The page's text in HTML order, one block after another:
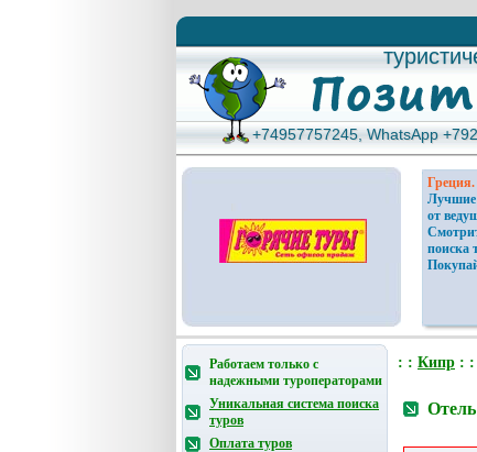
+74957757245, WhatsApp
+74957757245, WhatsApp
Греция.
от
поиска
Работаем только с
надежными туроператорами
Уникальная система поиска
туров
Оплата туров
: : Кипр : :